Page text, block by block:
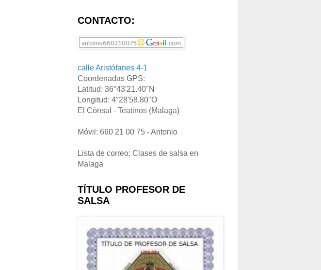
CONTACTO:
calle Aristófanes 4-1
Coordenadas GPS:
Latitud: 36°43'21.40"N
Longitud: 4°28'58.80"O
El Cónsul - Teatinos (Malaga)
Móvil: 660 21 00 75 - Antonio
Lista de correo: Clases de salsa en
Malaga
TÍTULO PROFESOR DE
SALSA